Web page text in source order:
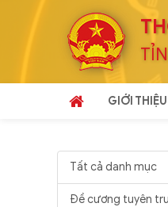
GIỚI THIỆU
Tất cả danh mục
Đề cương tuyên